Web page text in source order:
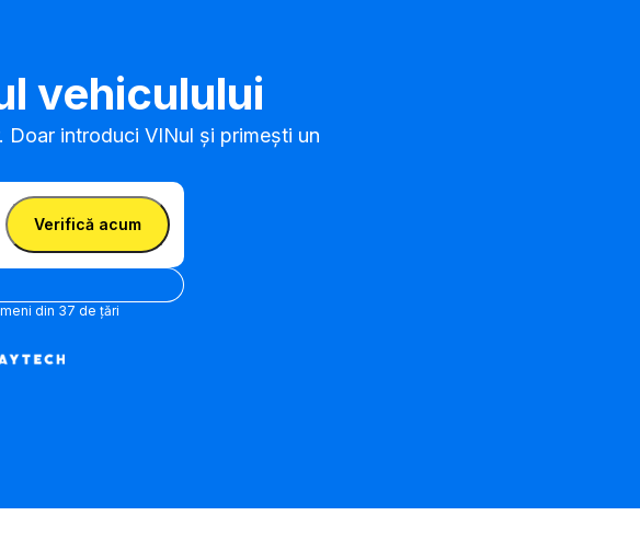
vehiculului
introduci VINul și primești un
Verifică acum
din 37 de țări